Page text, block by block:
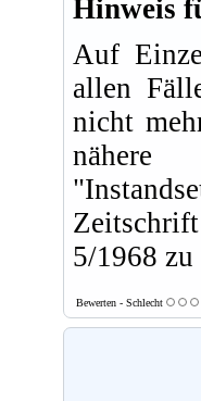
Hinweis
Auf
allen
nicht
5/1968
Bewerten - Schlecht